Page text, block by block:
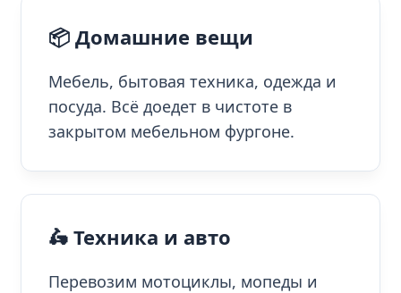
📦 Домашние вещи
Мебель, бытовая техника, одежда и
посуда. Всё доедет в чистоте в
закрытом мебельном фургоне.
🛵 Техника и авто
Перевозим мотоциклы, мопеды и